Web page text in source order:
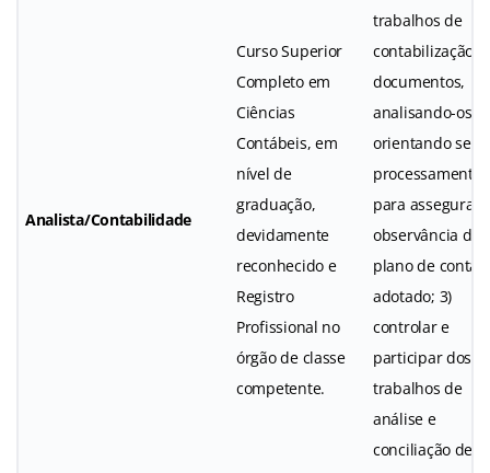
Analista/Contabilidade
Curso Superior
Completo em
Ciências
Contábeis, em
nível de
graduação,
devidamente
reconhecido e
Registro
Profissional no
órgão de classe
competente.
trabalhos de
contabilização
documentos,
analisando-os e
orientando seu
processamento,
para assegurar
observância do
plano de contas
adotado; 3)
controlar e
participar dos
trabalhos de
análise e
conciliação de